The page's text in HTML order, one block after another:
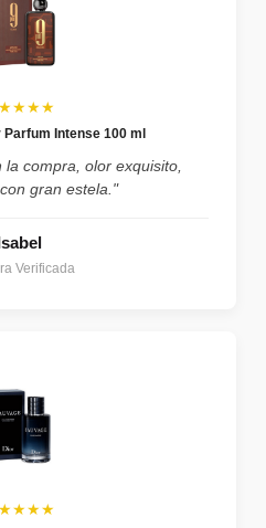
Intense 100 ml
la compra, olor exquisito,
gran estela."
Verificada